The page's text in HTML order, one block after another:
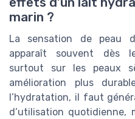
marin ?
La sensation de peau
apparaît souvent dès
surtout sur les peaux
amélioration plus
l’hydratation, il faut
d’utilisation quotidienne,